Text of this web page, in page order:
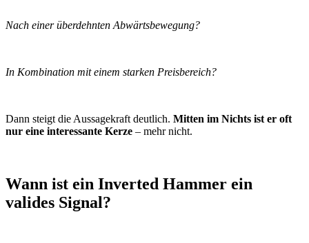
Nach einer überdehnten Abwärtsbewegung?
In Kombination mit einem starken Preisbereich?
Dann steigt die Aussagekraft deutlich. Mitten im Nichts ist er oft
nur eine interessante Kerze – mehr nicht.
Wann ist ein Inverted Hammer ein
valides Signal?